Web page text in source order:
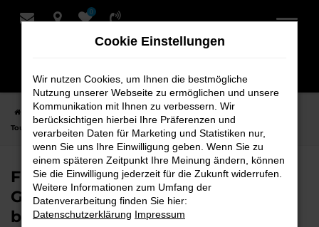
Zum
0
Startseite Bremervörde VW VW Touran
Finden Sie Ihren VW
Touran Gebrauchtwagen für Bremervörde bei Schmidt + Koch
Finden Sie Ihren VW Touran
Gebrauchtwagen für Bremervörde
bei Schmidt + Koch
Cookie Einstellungen
Wir nutzen Cookies, um Ihnen die bestmögliche
Nutzung unserer Webseite zu ermöglichen und unsere
Kommunikation mit Ihnen zu verbessern. Wir
berücksichtigen hierbei Ihre Präferenzen und
verarbeiten Daten für Marketing und Statistiken nur,
wenn Sie uns Ihre Einwilligung geben. Wenn Sie zu
einem späteren Zeitpunkt Ihre Meinung ändern, können
Sie die Einwilligung jederzeit für die Zukunft widerrufen.
Weitere Informationen zum Umfang der
Datenverarbeitung finden Sie hier:
Datenschutzerklärung Impressum